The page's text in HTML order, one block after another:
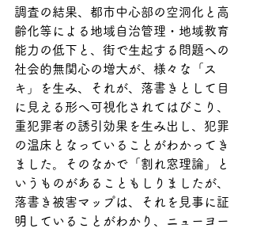
調査の結果、都市中心部の空洞化と高
齢化等による地域自治管理・地域教育
能力の低下と、街で生起する問題への
社会的無関心の増大が、様々な「ス
キ」を生み、それが、落書きとして目
に見える形へ可視化されてはびこり、
重犯罪者の誘引効果を生み出し、犯罪
の温床となっていることがわかってき
ました。そのなかで「割れ窓理論」と
いうものがあることもしりましたが、
落書き被害マップは、それを見事に証
明していることがわかり、ニューヨー